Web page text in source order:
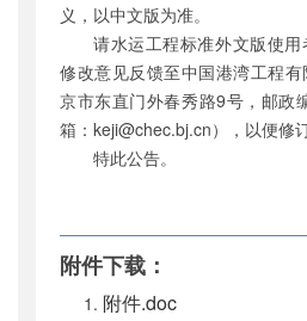
义，以中文版为准。
请水运工程标准外文版使
修改意见反馈至中国港湾工程
京市东直门外春秀路9号 ，邮政
箱： keji@chec.bj.cn），以便修
特此公告。
附件下载：
附件.doc